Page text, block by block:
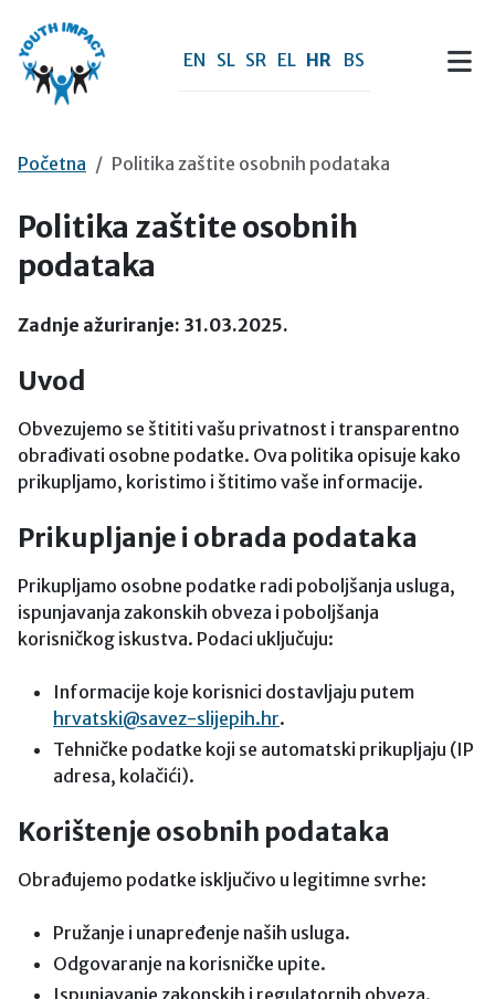
EN SL SR EL HR BS
Početna Politika zaštite osobnih podataka
Politika zaštite osobnih
podataka
Zadnje ažuriranje: 31.03.2025.
Uvod
Obvezujemo se štititi vašu privatnost i transparentno
obrađivati osobne podatke. Ova politika opisuje kako
prikupljamo, koristimo i štitimo vaše informacije.
Prikupljanje i obrada podataka
Prikupljamo osobne podatke radi poboljšanja usluga,
ispunjavanja zakonskih obveza i poboljšanja
korisničkog iskustva. Podaci uključuju:
Informacije koje korisnici dostavljaju putem
hrvatski@savez-slijepih.hr.
Tehničke podatke koji se automatski prikupljaju (IP
adresa, kolačići).
Korištenje osobnih podataka
Obrađujemo podatke isključivo u legitimne svrhe:
Pružanje i unapređenje naših usluga.
Odgovaranje na korisničke upite.
Ispunjavanje zakonskih i regulatornih obveza.